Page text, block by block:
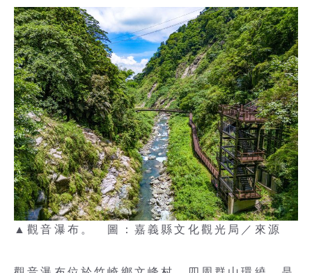
▲觀音瀑布。 圖：嘉義縣文化觀光局／來源